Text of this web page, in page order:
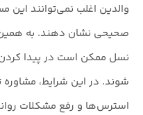
والدین اغلب نمی‌توانند این
صحیحی نشان دهند. به همین
نسل ممکن است در پیدا
شوند. در این شرایط،
استرس‌ها و رفع مشکلات